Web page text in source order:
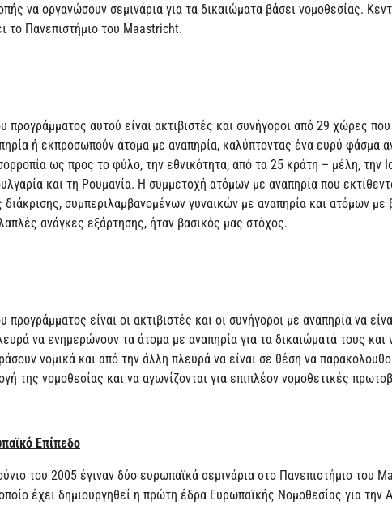
να οργανώσουν σεμινάρια για τα δικαιώματα βάσει νομοθεσίας.
το Πανεπιστήμιο του Maastricht.
προγράμματος αυτού είναι ακτιβιστές και συνήγοροι από 29 χώρες που
ή εκπροσωπούν άτομα με αναπηρία, καλύπτοντας ένα ευρύ φάσμα
ως προς το φύλο, την εθνικότητα, από τα 25 κράτη – μέλη, την
και τη Ρουμανία. Η συμμετοχή ατόμων με αναπηρία που
συμπεριλαμβανομένων γυναικών με αναπηρία και ατόμων με
ανάγκες εξάρτησης, ήταν βασικός μας στόχος.
είναι οι ακτιβιστές και οι συνήγοροι με αναπηρία να
να ενημερώνουν τα άτομα με αναπηρία για τα δικαιώματά τους και
νομικά και από την άλλη πλευρά να είναι σε θέση να
της νομοθεσίας και να αγωνίζονται για επιπλέον νομοθετικές
Επίπεδο
του 2005 έγιναν δύο ευρωπαϊκά σεμινάρια στο Πανεπιστήμιο του
έχει δημιουργηθεί η πρώτη έδρα Ευρωπαϊκής Νομοθεσίας για την